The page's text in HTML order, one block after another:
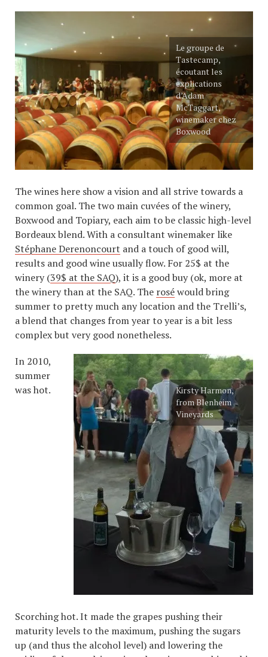
Le groupe de
Tastecamp,
écoutant les
explications
d’Adam
McTaggart,
winemaker chez
Boxwood
The wines here show a vision and all strive towards a
common goal. The two main cuvées of the winery,
Boxwood and Topiary, each aim to be classic high-level
Bordeaux blend. With a consultant winemaker like
Stéphane Derenoncourt and a touch of good will,
results and good wine usually flow. For 25$ at the
winery (39$ at the SAQ), it is a good buy (ok, more at
the winery than at the SAQ. The roséwould bring
summer to pretty much any location and the Trelli’s,
a blend that changes from year to year is a bit less
complex but very good nonetheless.
Kirsty Harmon,
from Blenheim
Vineyards
In 2010,
summer
was hot.
Scorching hot. It made the grapes pushing their
maturity levels to the maximum, pushing the sugars
up (and thus the alcohol level) and lowering the